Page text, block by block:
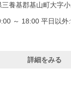
三養基郡基山町大字
～ 18:00 平日以
詳細をみる